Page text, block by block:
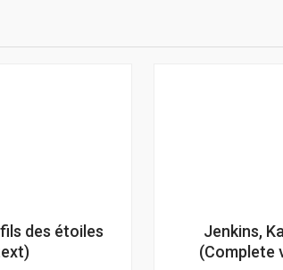
des étoiles
Jenkins,
(Complete